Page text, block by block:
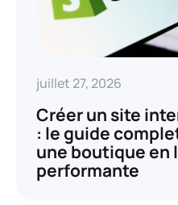
juillet 27, 2026
Créer un site
: le guide
une boutique en
performante